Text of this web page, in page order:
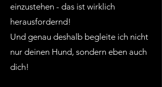
einzustehen - das ist wirklich
herausfordernd!
Und genau deshalb begleite ich nicht
nur deinen Hund, sondern eben auch
dich!